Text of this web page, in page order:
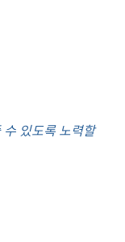
있도록 노력할